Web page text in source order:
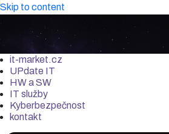
Skip to content
it-market.cz
UPdate IT
HW a SW
IT služby
Kyberbezpečnost
kontakt